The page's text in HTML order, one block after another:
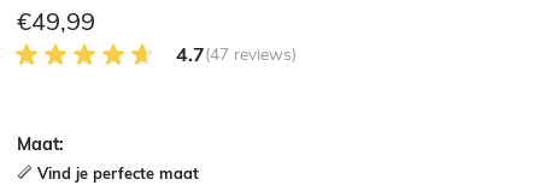
€49,99
4.7 van 5 Klantenbeoordeling
4.7(47 reviews)
Maat:
Vind je perfecte maat